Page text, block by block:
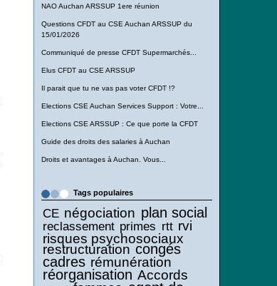
NAO Auchan ARSSUP 1ere réunion
Questions CFDT au CSE Auchan ARSSUP du
15/01/2026
Communiqué de presse CFDT Supermarchés...
Elus CFDT au CSE ARSSUP
Il parait que tu ne vas pas voter CFDT !?
Elections CSE Auchan Services Support : Votre...
Elections CSE ARSSUP : Ce que porte la CFDT
Guide des droits des salaries à Auchan
Droits et avantages à Auchan. Vous...
Tags populaires
CE négociation plan social
reclassement primes rtt rvi
risques psychosociaux
restructuration congés
cadres rémunération
réorganisation Accords